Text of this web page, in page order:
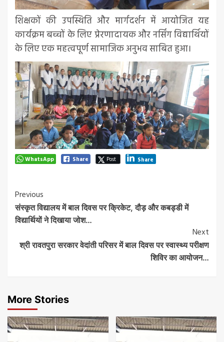
शिक्षकों की उपस्थिति और मार्गदर्शन में आयोजित यह
कार्यक्रम बच्चों के लिए प्रेरणादायक और नर्सिंग विद्यार्थियों
के लिए एक महत्वपूर्ण सामाजिक अनुभव साबित हुआ।
WhatsApp Share Post Share
Post
Navigation
Previous
संस्कृत विद्यालय में बाल दिवस पर क्रिकेट, दौड़ और कबड्डी में
विद्यार्थियों ने दिखाया जोश…
Next
श्री रावतपुरा सरकार वेदांती परिसर में बाल दिवस पर स्वास्थ्य परीक्षण
शिविर का आयोजन…
More Stories